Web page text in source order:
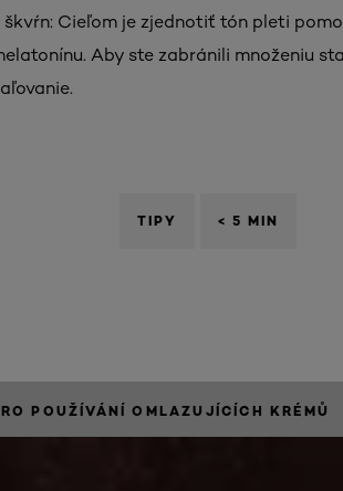
škvŕn: Cieľom je zjednotiť tón pleti
Aby ste zabránili množeniu
TIPY < 5 MIN
POUŽÍVÁNÍ OMLAZUJÍCÍCH KRÉMŮ